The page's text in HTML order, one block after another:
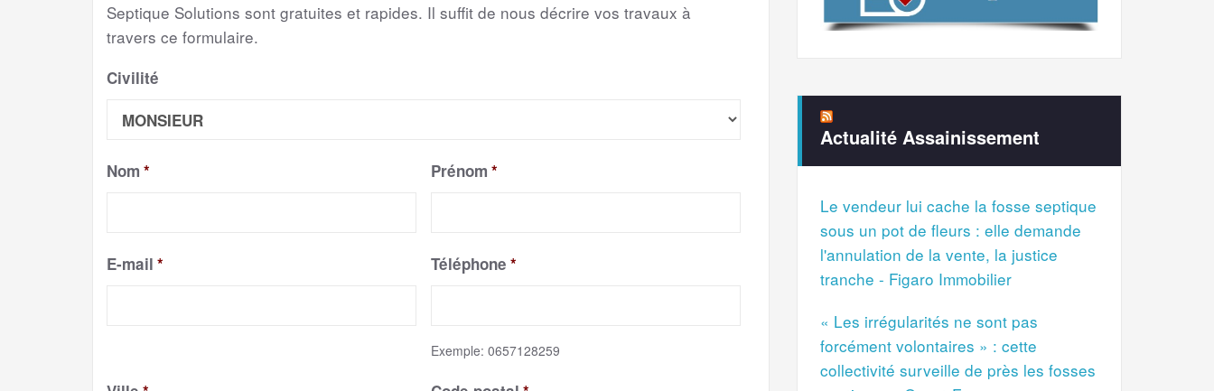
Septique Solutions sont gratuites et rapides. Il suffit de nous décrire vos travaux à
travers ce formulaire.
Civilité
Nom * Prénom *
E-mail * Téléphone *
Exemple: 0657128259
Actualité Assainissement
Le vendeur lui cache la fosse septique
sous un pot de fleurs : elle demande
l'annulation de la vente, la justice
tranche - Figaro Immobilier
« Les irrégularités ne sont pas
forcément volontaires » : cette
collectivité surveille de près les fosses